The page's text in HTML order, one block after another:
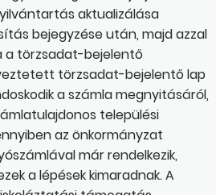
aktualizálása
bejegyzése után, majd azzal
a törzsadat-bejelentő
törzsadat-bejelentő lap
a számla megnyitásáról,
települési
az önkormányzat
már rendelkezik,
a lépések kimaradnak. A